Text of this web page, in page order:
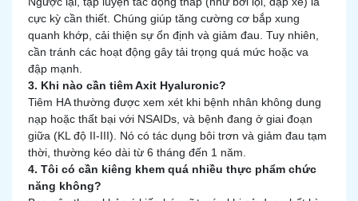
cực kỳ cần thiết. Chúng giúp tăng cường cơ bắp xung
quanh khớp, cải thiện sự ổn định và giảm đau. Tuy nhiên,
cần tránh các hoạt động gây tải trọng quá mức hoặc va
đập mạnh.
3. Khi nào cần tiêm Axit Hyaluronic?
Tiêm HA thường được xem xét khi bệnh nhân không dung
nạp hoặc thất bại với NSAIDs, và bệnh đang ở giai đoạn
giữa (KL độ II-III). Nó có tác dụng bôi trơn và giảm đau tạm
thời, thường kéo dài từ 6 tháng đến 1 năm.
4. Tôi có cần kiêng khem quá nhiều thực phẩm chức
năng không?